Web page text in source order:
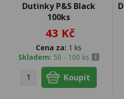
Dutinky P&S Black
100ks
43 Kč
Cena za: 1 ks
Skladem: 50 - 100 ks